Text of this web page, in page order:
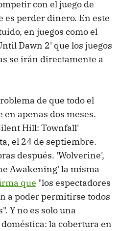
con el juego de
es perder dinero. En este
en juegos como el
Dawn 2' que los juegos
se irán directamente a
de que todo el
apenas dos meses.
Hill: Townfall'
el 24 de septiembre.
después. 'Wolverine',
Awakening' la misma
que "los espectadores
a poder permitirse todos
Y no es solo una
la cobertura en